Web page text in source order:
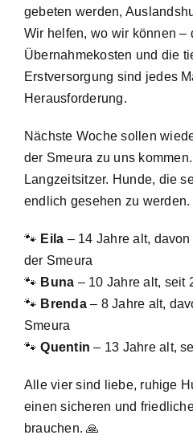
gebeten werden,
Wir helfen, wo wir können –
Übernahmekosten und die
Erstversorgung sind jedes
Herausforderung.
Nächste Woche sollen
der Smeura zu uns
Langzeitsitzer. Hunde, die
endlich gesehen zu werden.
🐾 Eila – 14 Jahre alt,
der Smeura
🐾 Buna – 10 Jahre alt, seit
🐾 Brenda– 8 Jahre alt,
Smeura
🐾Quentin – 13 Jahre alt,
Alle vier sind liebe, ruhige
einen sicheren und
brauchen. 🙏